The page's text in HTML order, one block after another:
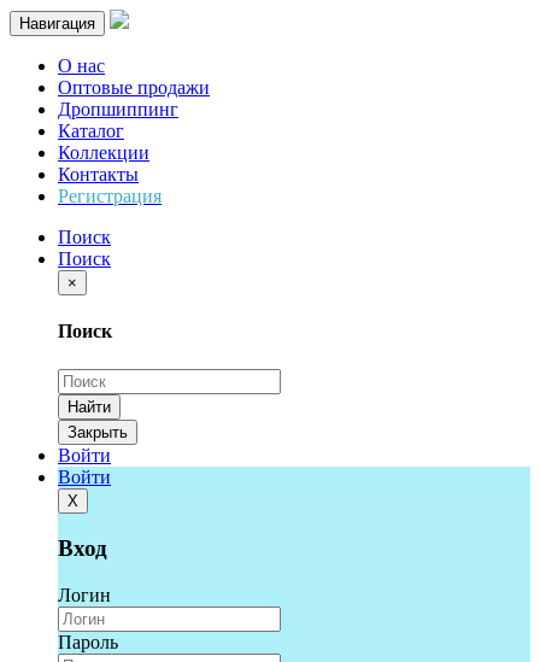
Навигация
О нас
Оптовые продажи
Дропшиппинг
Каталог
Коллекции
Контакты
Регистрация
Поиск
Поиск
×
Поиск
Найти
Закрыть
Войти
Войти
Х
Вход
Логин
Пароль